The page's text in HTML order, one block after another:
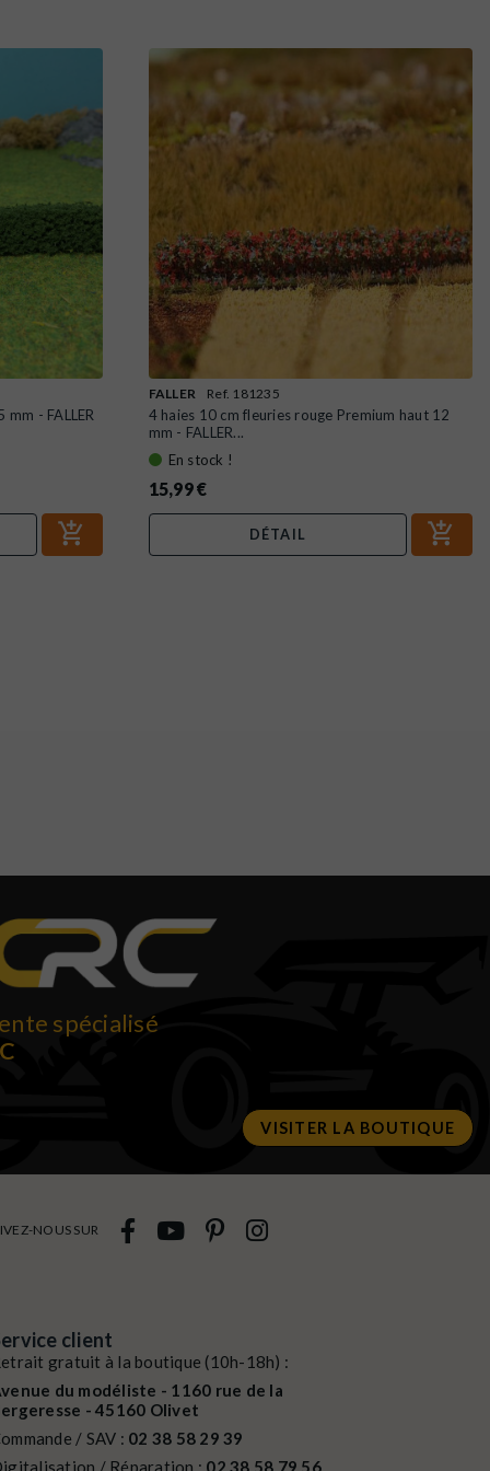
- FALLER
FALLER Ref. 181235
4 haies 10 cm fleuries rouge Premium haut 12
mm - FALLER...
En stock !
15,99 €
DÉTAIL
spécialisé
VISITER LA BOUTIQUE
NOUS SUR
client
gratuit à la boutique (10h-18h) :
du modéliste - 1160 rue de la
- 45160 Olivet
/ SAV : 02 38 58 29 39
/ Réparation : 02 38 58 79 56